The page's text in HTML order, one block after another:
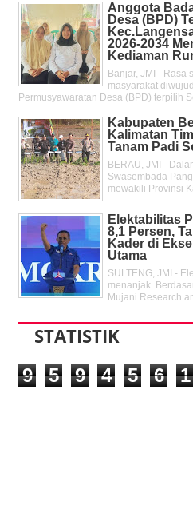
Anggota
Desa (BPD)
2026-2034
Kediaman
Banjar, JMI - Rasa
masyarakat
Permusyawaratan Desa (BPD) terpilih
Kabupaten
Kalimatan
Tanam Padi
BERAU, JMI -
Swasembada
mewakili Provinsi
Elektabilitas
8,1 Persen,
Kader di
Utama
SULTENG, JMI -
menanjak.
Mujani Research
STATISTIK
9 5 9 4 5 6 1